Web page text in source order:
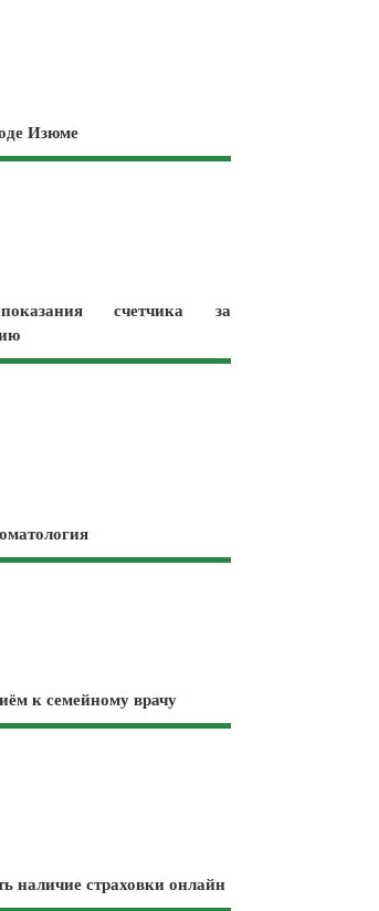
Изюме
счетчика за
к семейному врачу
наличие страховки онлайн